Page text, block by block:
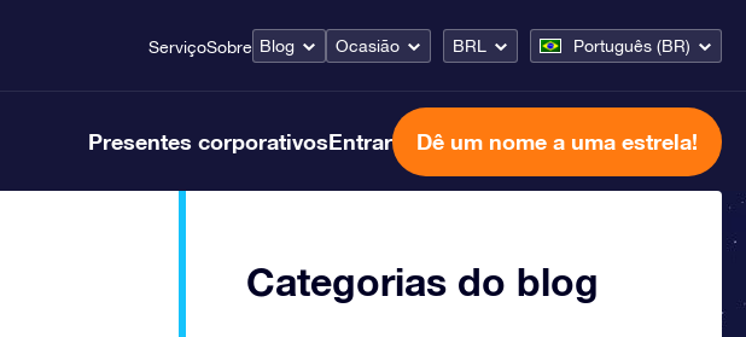
ServiçoSobre Blog Ocasião BRL Português (BR)
Presentes corporativosEntrar Dê um nome a uma estrela!
Categorias do blog